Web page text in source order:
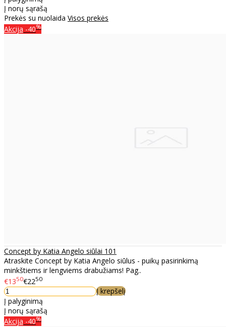
Į norų sąrašą
Prekės su nuolaida Visos prekės
Akcija -40%
Concept by Katia Angelo siūlai 101
Atraskite Concept by Katia Angelo siūlus - puikų pasirinkimą
minkštiems ir lengviems drabužiams! Pag..
€1350€2250
Į krepšelį
Į palyginimą
Į norų sąrašą
Akcija -40%